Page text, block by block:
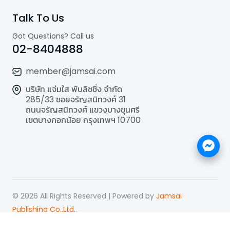
Talk To Us
Got Questions? Call us
02-8404888
member@jamsai.com
บริษัท แจ่มใส พับลิชชิ่ง จำกัด
285/33 ซอยจรัญสนิทวงศ์ 31
ถนนจรัญสนิทวงศ์ แขวงบางขุนศรี
เขตบางกอกน้อย กรุงเทพฯ 10700
© 2026 All Rights Reserved | Powered by Jamsai
Publishing Co.,Ltd..